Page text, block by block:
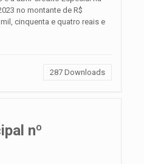
no montante de R$
cinquenta e quatro reais e
287 Downloads
nº